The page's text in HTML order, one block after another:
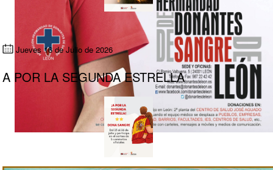
Jueves 16 de Julio de 2026
A POR LA SEGUNDA ESTRELLA